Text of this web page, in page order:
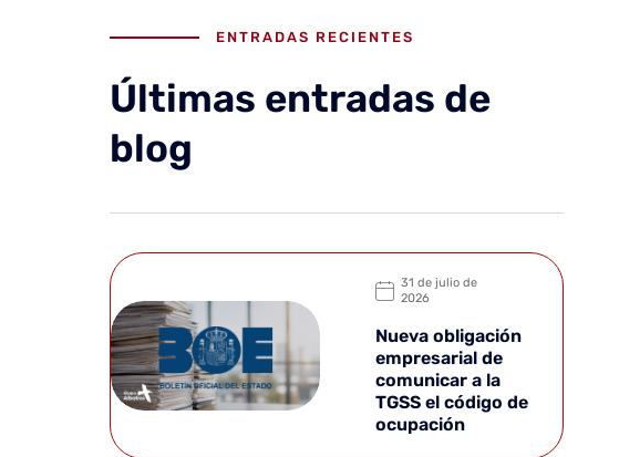
ENTRADAS RECIENTES
Últimas entradas de
blog
31 de julio de
2026
Nueva obligación
empresarial de
comunicar a la
TGSS el código de
ocupación